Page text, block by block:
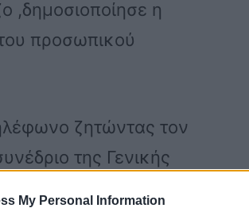
My Personal Information
,δημοσιοποίησε η
προσωπικού
ζητώντας τον
της Γενικής